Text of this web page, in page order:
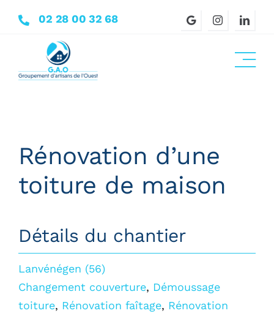
02 28 00 32 68
Rénovation d’une
toiture de maison
Détails du chantier
Lanvénégen (56)
Changement couverture, Démoussage
toiture, Rénovation faîtage, Rénovation